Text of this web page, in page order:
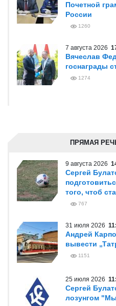
Почетной
России
1260
7 августа 2026
Вячеслав
госнаграды
1274
ПРЯМАЯ
9 августа 2026
Сергей
того, чтоб
767
31 июля 2026
Андрей
вывести
1151
25 июля 2026
Сергей
лозунгом